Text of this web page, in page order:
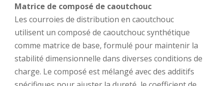
Matrice de composé de caoutchouc
Les courroies de distribution en caoutchouc
utilisent un composé de caoutchouc synthétique
comme matrice de base, formulé pour maintenir la
stabilité dimensionnelle dans diverses conditions de
charge. Le composé est mélangé avec des additifs